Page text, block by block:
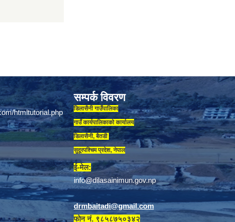
सम्पर्क विवरण
डिलासैनी गाउँपालिका
गाउँ कार्यपालिकाकाे कार्यालय
डिलासैनी, बैतडी
सुदूरपश्चिम प्रदेश, नेपाल
ई-मेल:
info@dilasainimun.gov.np
drmbaitadi@gmail.com
फोन नं. ९८५८७५०३४२